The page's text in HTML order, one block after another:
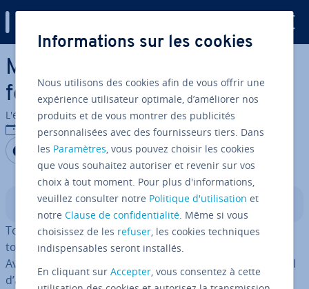
Aller au contenu principal
MOOC : pla­te­formes de
formation en ligne
L'équipe édi­to­riale IONOS
03/07/2020
Partager sur Facebook
Partager sur Twitter
Partager sur LinkedIn
Sommaire
Toujours plus de for­ma­tions, gratuites et ouvertes à
toute personne in­té­res­sée. L’un des rêves d’Internet.
Avec les MOOC (Massive Open Online Courses), cet idéal
d’accès universel à l’éducation se con­cré­tise de plus en
Informations sur les cookies
Nous utilisons des cookies afin de vous offrir une
expérience utilisateur optimale, d’améliorer nos
produits et de vous montrer des publicités
personnalisées avec des fournisseurs tiers. Dans
les Paramètres, vous pouvez choisir les cookies
que vous souhaitez autoriser et revenir sur vos
choix à tout moment. Pour plus d'informations,
veuillez consulter notre Politique d'utilisation et
notreClause de confidentialité. Même si vous
choisissez de les refuser, les cookies techniques
indispensables seront installés.
En cliquant surAccepter, vous consentez à cette